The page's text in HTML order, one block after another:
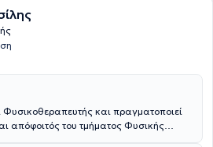
Φυσικοθεραπευτής και πραγματοποιεί
απόφοιτός του τμήματος Φυσικής